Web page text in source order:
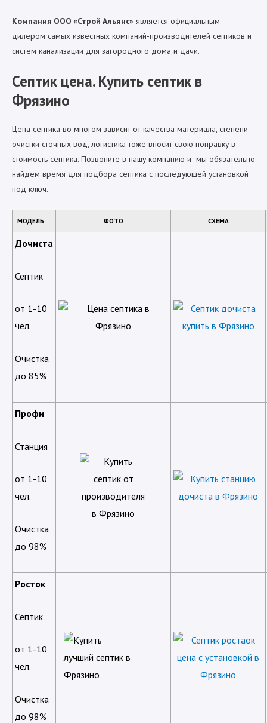
Компания ООО «Строй Альянс» является официальным
дилером самых известных компаний-производителей септиков и
систем канализации для загородного дома и дачи.
Септик цена. Купить септик в
Фрязино
Цена септика во многом зависит от качества материала, степени
очистки сточных вод, логистика тоже вносит свою поправку в
стоимость септика. Позвоните в нашу компанию и мы обязательно
найдем время для подбора септика с последующей установкой
под ключ.
МОДЕЛЬ ФОТО СХЕМА
Дочиста
Септик
от 1-10
чел.
Очистка
до 85%
Профи
Станция
от 1-10
чел.
Очистка
до 98%
Росток
Септик
от 1-10
чел.
Очистка
до 98%